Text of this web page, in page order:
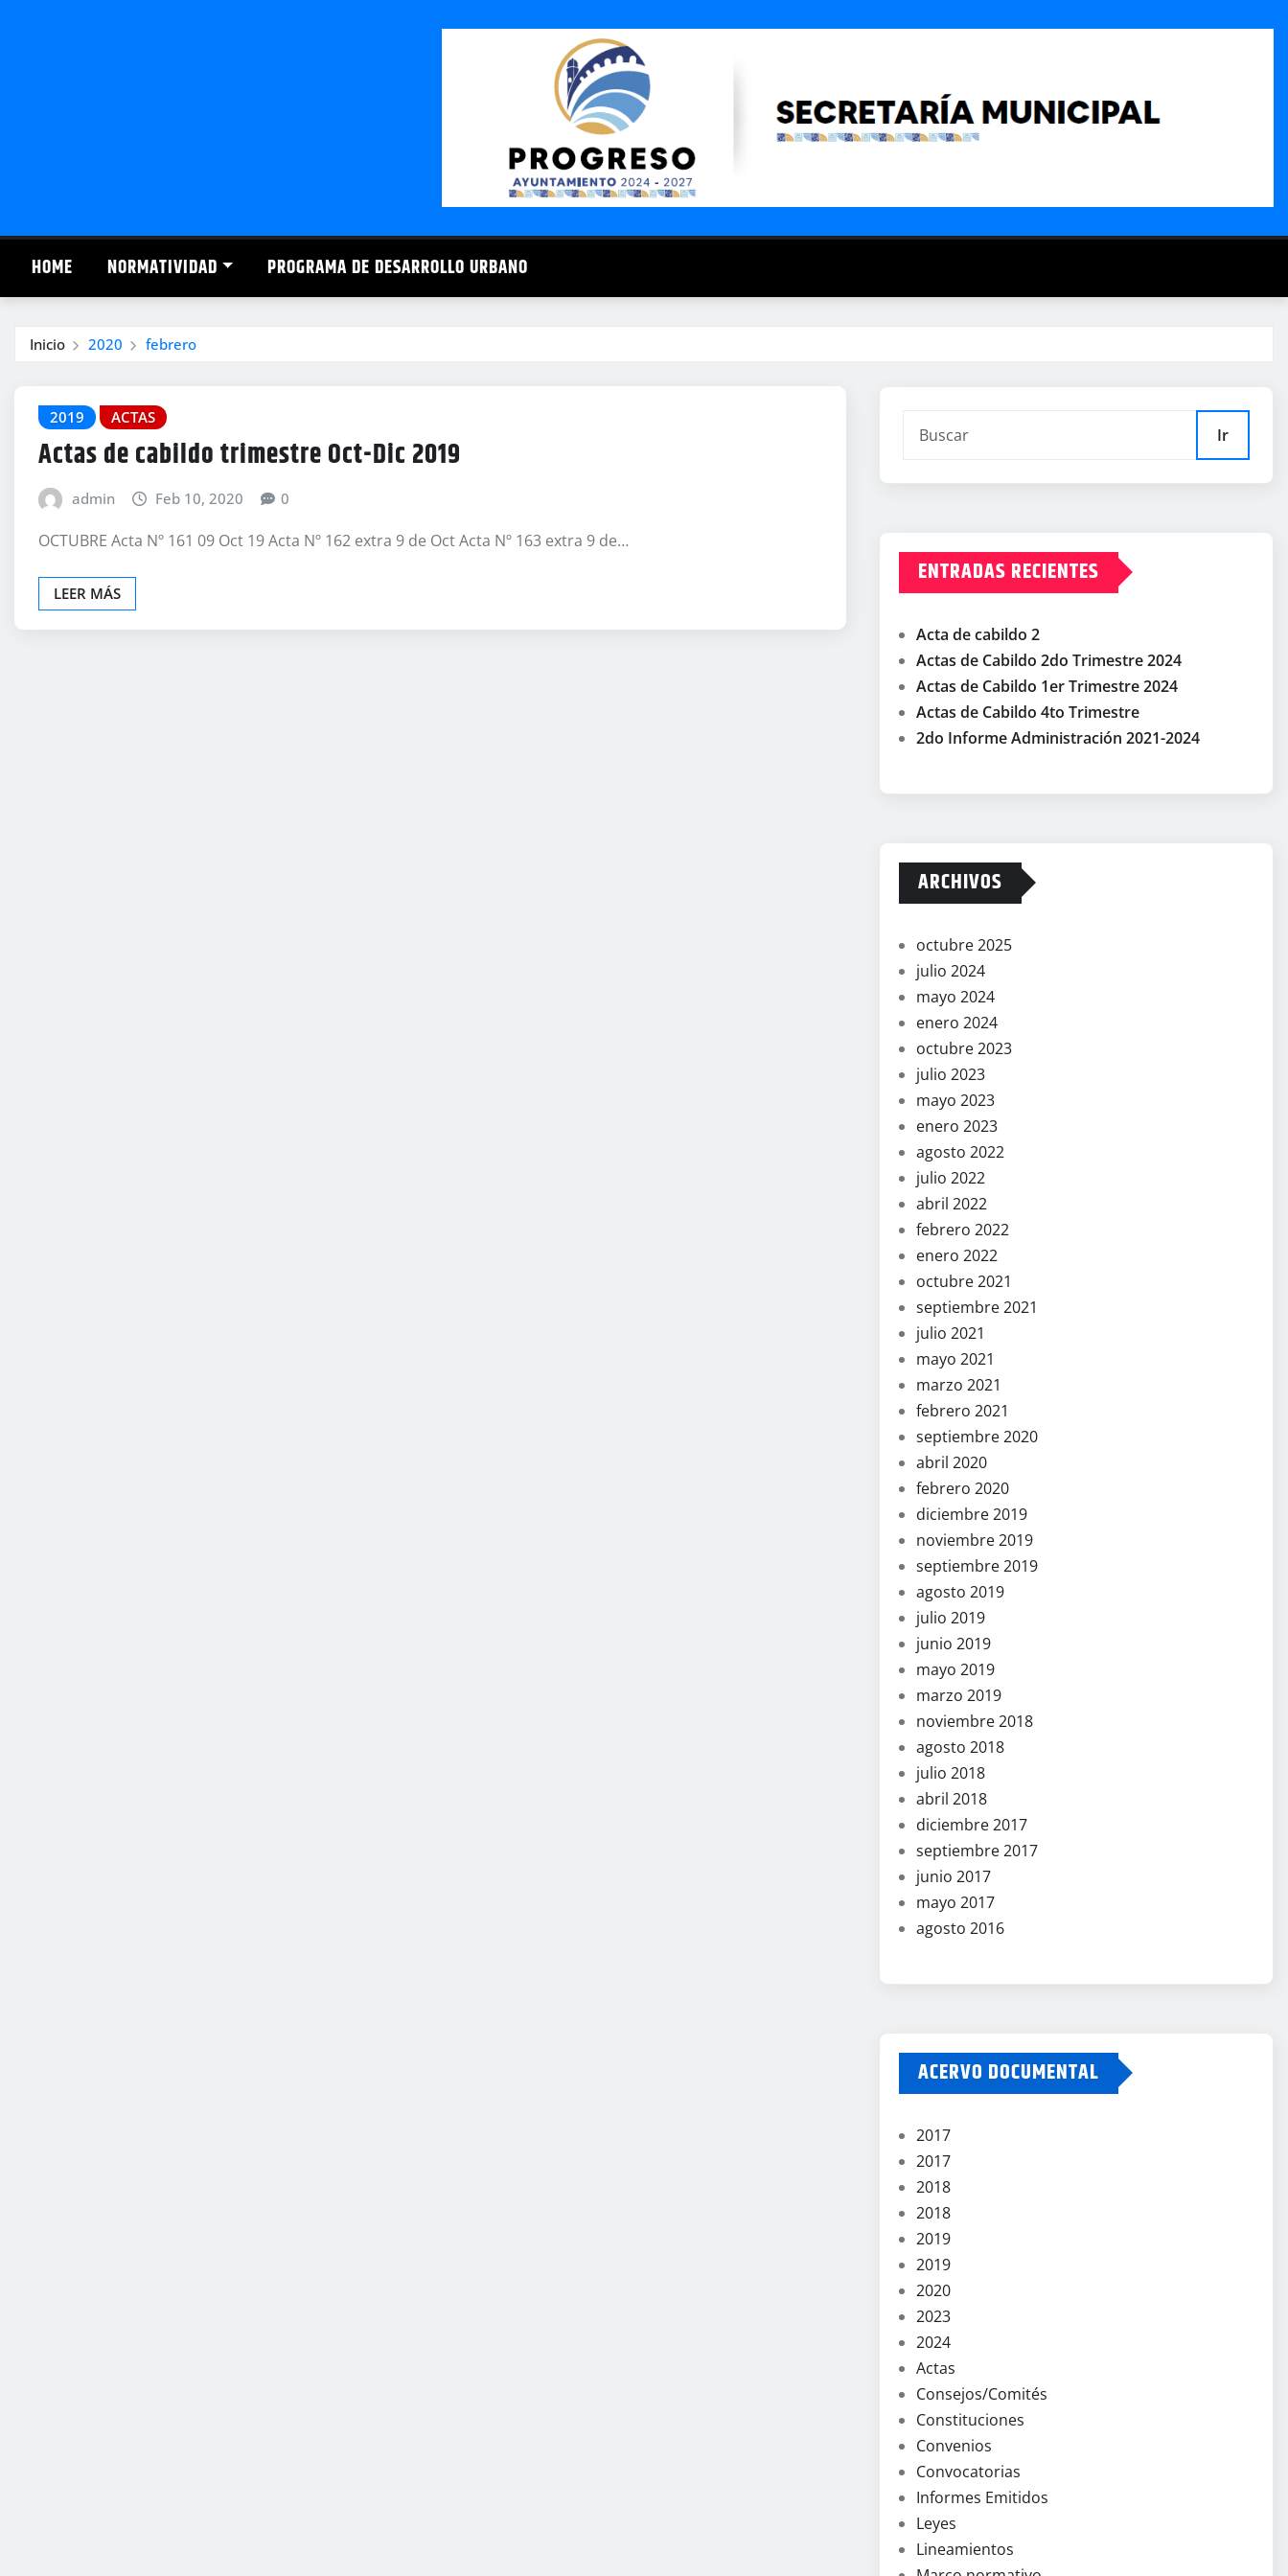
HOME NORMATIVIDAD PROGRAMA DE DESARROLLO URBANO
Inicio 2020 febrero
2019 ACTAS
Actas de cabildo trimestre Oct-Dic 2019
admin Feb 10, 2020 0
OCTUBRE Acta Nº 161 09 Oct 19 Acta Nº 162 extra 9 de Oct Acta Nº 163 extra 9 de…
LEER MÁS
Ir
ENTRADAS RECIENTES
Acta de cabildo 2
Actas de Cabildo 2do Trimestre 2024
Actas de Cabildo 1er Trimestre 2024
Actas de Cabildo 4to Trimestre
2do Informe Administración 2021-2024
ARCHIVOS
octubre 2025
julio 2024
mayo 2024
enero 2024
octubre 2023
julio 2023
mayo 2023
enero 2023
agosto 2022
julio 2022
abril 2022
febrero 2022
enero 2022
octubre 2021
septiembre 2021
julio 2021
mayo 2021
marzo 2021
febrero 2021
septiembre 2020
abril 2020
febrero 2020
diciembre 2019
noviembre 2019
septiembre 2019
agosto 2019
julio 2019
junio 2019
mayo 2019
marzo 2019
noviembre 2018
agosto 2018
julio 2018
abril 2018
diciembre 2017
septiembre 2017
junio 2017
mayo 2017
agosto 2016
ACERVO DOCUMENTAL
2017
2017
2018
2018
2019
2019
2020
2023
2024
Actas
Consejos/Comités
Constituciones
Convenios
Convocatorias
Informes Emitidos
Leyes
Lineamientos